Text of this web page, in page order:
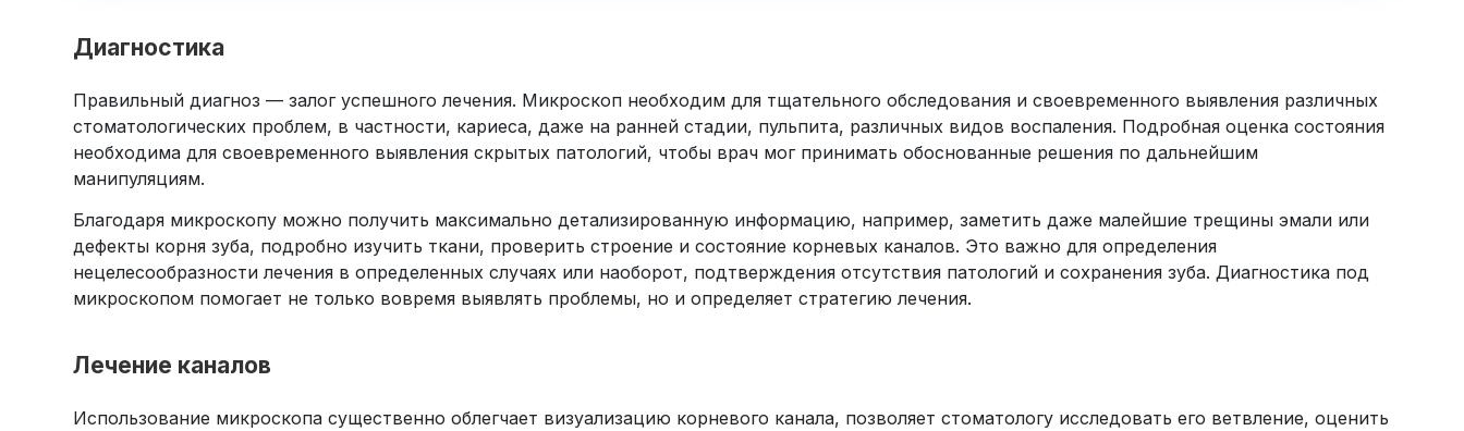
Диагностика
Правильный диагноз — залог успешного лечения. Микроскоп необходим для тщательного обследования и своевременного выявления различных
стоматологических проблем, в частности, кариеса, даже на ранней стадии, пульпита, различных видов воспаления. Подробная оценка состояния
необходима для своевременного выявления скрытых патологий, чтобы врач мог принимать обоснованные решения по дальнейшим
манипуляциям.
Благодаря микроскопу можно получить максимально детализированную информацию, например, заметить даже малейшие трещины эмали или
дефекты корня зуба, подробно изучить ткани, проверить строение и состояние корневых каналов. Это важно для определения
нецелесообразности лечения в определенных случаях или наоборот, подтверждения отсутствия патологий и сохранения зуба. Диагностика под
микроскопом помогает не только вовремя выявлять проблемы, но и определяет стратегию лечения.
Лечение каналов
Использование микроскопа существенно облегчает визуализацию корневого канала, позволяет стоматологу исследовать его ветвление, оценить